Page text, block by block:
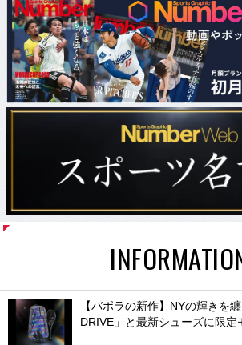
【バボラの新作】NYの輝きを
DRIVE」と最新シューズに限定